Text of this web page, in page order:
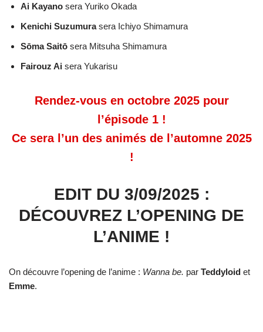
Ai Kayano sera Yuriko Okada
Kenichi Suzumurasera Ichiyo Shimamura
Sōma Saitō sera Mitsuha Shimamura
Fairouz Ai sera Yukarisu
Rendez-vous en octobre 2025 pour
l’épisode 1 !
Ce sera l’un des animés de l’automne 2025
!
EDIT DU 3/09/2025 :
DÉCOUVREZ L’OPENING DE
L’ANIME !
On découvre l’opening de l’anime : Wanna be. par Teddyloid et
Emme.